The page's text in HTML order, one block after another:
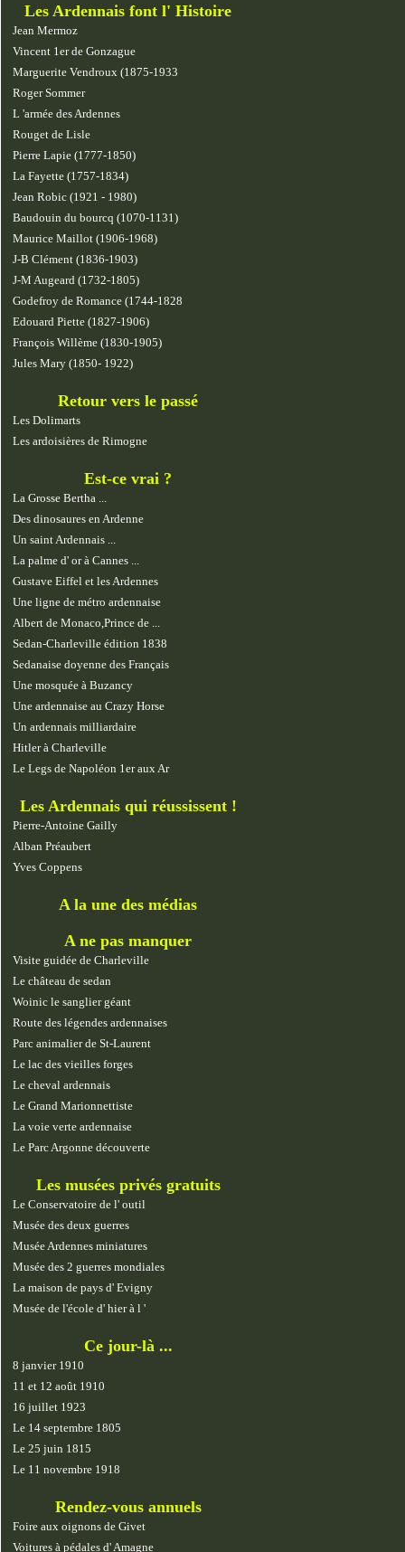
Les Ardennais font l' Histoire
Jean Mermoz
Vincent 1er de Gonzague
Marguerite Vendroux (1875-1933
Roger Sommer
L 'armée des Ardennes
Rouget de Lisle
Pierre Lapie (1777-1850)
La Fayette (1757-1834)
Jean Robic (1921 - 1980)
Baudouin du bourcq (1070-1131)
Maurice Maillot (1906-1968)
J-B Clément (1836-1903)
J-M Augeard (1732-1805)
Godefroy de Romance (1744-1828
Edouard Piette (1827-1906)
François Willème (1830-1905)
Jules Mary (1850- 1922)
Retour vers le passé
Les Dolimarts
Les ardoisières de Rimogne
Est-ce vrai ?
La Grosse Bertha ...
Des dinosaures en Ardenne
Un saint Ardennais ...
La palme d' or à Cannes ...
Gustave Eiffel et les Ardennes
Une ligne de métro ardennaise
Albert de Monaco,Prince de ...
Sedan-Charleville édition 1838
Sedanaise doyenne des Français
Une mosquée à Buzancy
Une ardennaise au Crazy Horse
Un ardennais milliardaire
Hitler à Charleville
Le Legs de Napoléon 1er aux Ar
Les Ardennais qui réussissent !
Pierre-Antoine Gailly
Alban Préaubert
Yves Coppens
A la une des médias
A ne pas manquer
Visite guidée de Charleville
Le château de sedan
Woinic le sanglier géant
Route des légendes ardennaises
Parc animalier de St-Laurent
Le lac des vieilles forges
Le cheval ardennais
Le Grand Marionnettiste
La voie verte ardennaise
Le Parc Argonne découverte
Les musées privés gratuits
Le Conservatoire de l' outil
Musée des deux guerres
Musée Ardennes miniatures
Musée des 2 guerres mondiales
La maison de pays d' Evigny
Musée de l'école d' hier à l '
Ce jour-là ...
8 janvier 1910
11 et 12 août 1910
16 juillet 1923
Le 14 septembre 1805
Le 25 juin 1815
Le 11 novembre 1918
Rendez-vous annuels
Foire aux oignons de Givet
Voitures à pédales d' Amagne